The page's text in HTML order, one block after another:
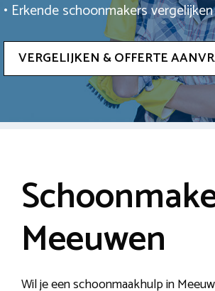
• Erkende schoonmakers vergelijken
VERGELIJKEN & OFFERTE
Meeuwen
Wil je een schoonmaakhulp in